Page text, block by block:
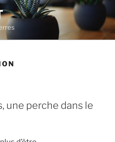
une perche dans le